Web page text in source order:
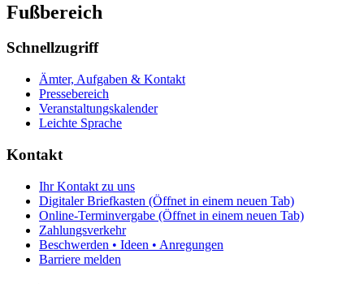
Fußbereich
Schnellzugriff
Ämter, Aufgaben & Kontakt
Pressebereich
Veranstaltungskalender
Leichte Sprache
Kontakt
Ihr Kontakt zu uns
Digitaler Briefkasten (Öffnet in einem neuen Tab)
Online-Terminvergabe (Öffnet in einem neuen Tab)
Zahlungsverkehr
Beschwerden • Ideen • Anregungen
Barriere melden